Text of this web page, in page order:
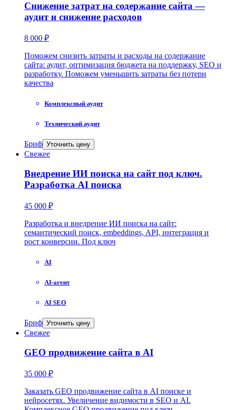
Снижение затрат на содержание сайта —
аудит и снижение расходов
8 000 ₽
Поможем снизить затраты и расходы на содержание
сайта: аудит, оптимизация бюджета на поддержку, SEO и
разработку. Поможем уменьшить затраты без потери
качества
Комплексный аудит
Технический аудит
Бриф Уточнить цену
Свежее
Внедрение ИИ поиска на сайт под ключ.
Разработка AI поиска
45 000 ₽
Разработка и внедрение ИИ поиска на сайт:
семантический поиск, embeddings, API, интеграция и
рост конверсии. Под ключ
AI
AI-агент
AI SEO
Бриф Уточнить цену
Свежее
GEO продвижение сайта в AI
35 000 ₽
Заказать GEO продвижение сайта в AI поиске и
нейросетях. Увеличение видимости в SEO и AI.